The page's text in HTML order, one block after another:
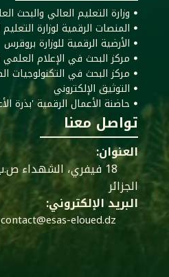
ꔷ وزارة التعليم العالي والبحث العلمي
ꔷ المنصات الرقمية لوزارة التعليم العالي والبحث العلم
ꔷ الأرضية الرقمية للوزارة بروقرس
ꔷ مركز البحث في الإعلام العلمي و التقني
ꔷ مركز البحث في التكنولوجيات الصناعية
ꔷ التوثيق الإلكتروني
ꔷ حاضنة الأعمال الرقمية 'بذرة الأعمال'
تواصل معنا
العنوان:
الجزائر
البريد الإلكتروني:
contact@esas-eloued.dz